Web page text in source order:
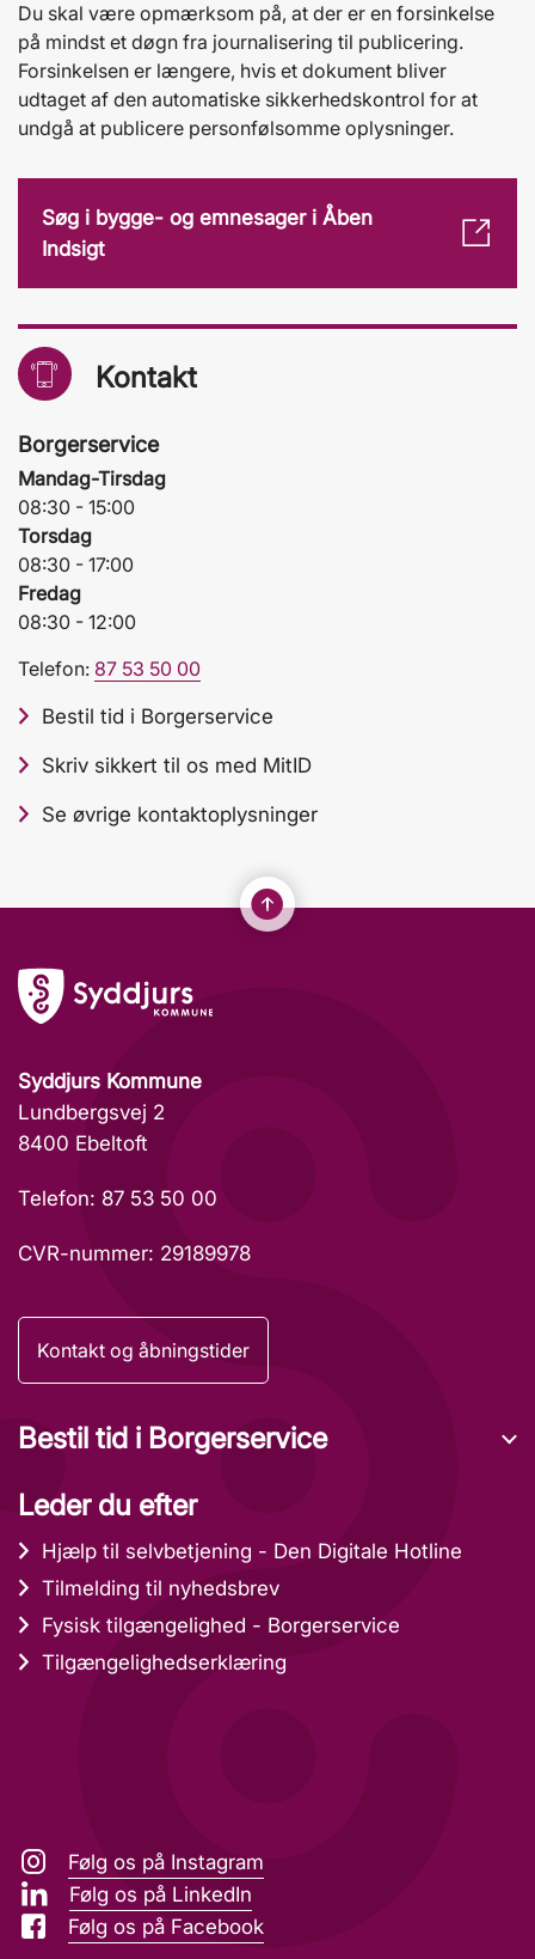
Du skal være opmærksom på, at der er en forsinkelse
på mindst et døgn fra journalisering til publicering.
Forsinkelsen er længere, hvis et dokument bliver
udtaget af den automatiske sikkerhedskontrol for at
undgå at publicere personfølsomme oplysninger.
Søg i bygge- og emnesager i Åben
Indsigt
Kontakt
Borgerservice
Mandag-Tirsdag
08:30 - 15:00
Torsdag
08:30 - 17:00
Fredag
08:30 - 12:00
Telefon: 87 53 50 00
Bestil tid i Borgerservice
Skriv sikkert til os med MitID
Se øvrige kontaktoplysninger
Syddjurs Kommune
Lundbergsvej 2
8400 Ebeltoft
Telefon: 87 53 50 00
CVR-nummer: 29189978
Kontakt og åbningstider
Bestil tid i Borgerservice
Leder du efter
Hjælp til selvbetjening - Den Digitale Hotline
Tilmelding til nyhedsbrev
Fysisk tilgængelighed - Borgerservice
Tilgængelighedserklæring
Følg os på Instagram
Følg os på LinkedIn
Følg os på Facebook